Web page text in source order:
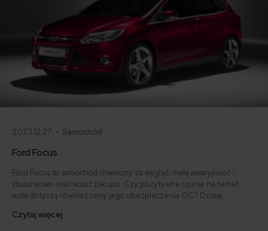
2023.12.27 • Samochód
Ford Focus
Ford Focus to samochód chwalony za wygląd, małą awaryjność i
stosunkowo niski koszt zakupu. Czy pozytywne opinie na temat
auta dotyczą również ceny jego ubezpieczenia OC? Dzisiaj
niego polisę. Jeśli planujesz zakup tego właśnie samochodu,
Czytaj więcej